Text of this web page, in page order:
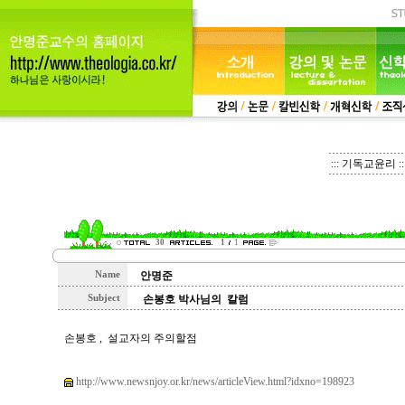
::: 기독교윤리
30 1 1
Name 안명준
Subject 손봉호 박사님의 칼럼
손봉호 , 설교자의 주의할점
http://www.newsnjoy.or.kr/news/articleView.html?idxno=198923